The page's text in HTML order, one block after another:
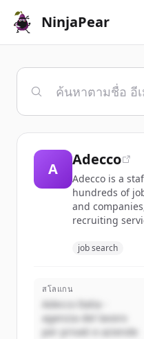
NinjaPear
A
Adecco
Adecco is a
hundreds of
and
recruiting
job search
สโลแกน
Adecco Italia -
agenzia del lavoro
per privati e aziende